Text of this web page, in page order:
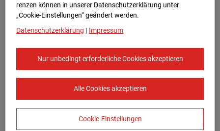
renzen können in unserer Datenschutzerklärung unter
„Cookie-Einstellungen“ geändert werden.
Datenschutzerklärung | Impressum
Nur unbedingt erforderliche Cookies akzeptieren
Alle Cookies akzeptieren
Cookie-Einstellungen